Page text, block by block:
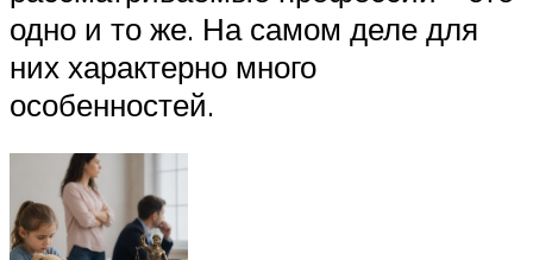
одно и то же. На самом деле для
них характерно много
особенностей.